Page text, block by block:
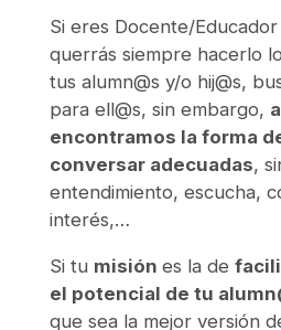
Si eres Docente/
querrás siempre hacerlo
tus alumn@s y/o hij@s,
para ell@s, sin embargo,
encontramos la forma
conversar adecuadas,
entendimiento, escucha,
interés,…
Si tu misión es la de
el potencial de tu
que sea la mejor versión